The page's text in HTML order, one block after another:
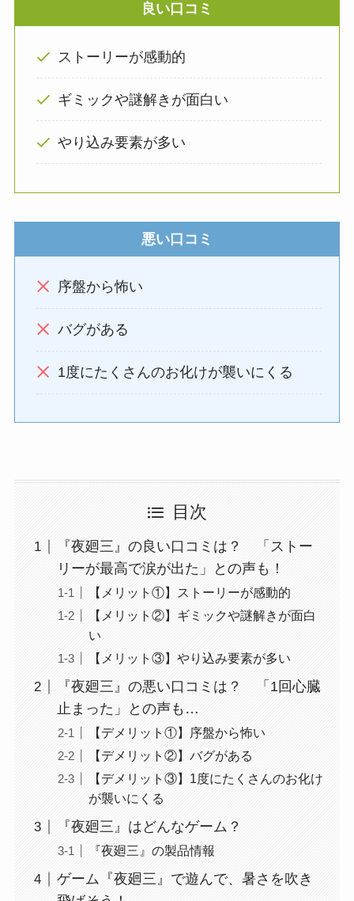
良い口コミ
ストーリーが感動的
ギミックや謎解きが面白い
やり込み要素が多い
悪い口コミ
序盤から怖い
バグがある
1度にたくさんのお化けが襲いにくる
目次
『夜廻三』の良い口コミは？ 「ストー
リーが最高で涙が出た」との声も！
【メリット①】ストーリーが感動的
【メリット②】ギミックや謎解きが面白
い
【メリット③】やり込み要素が多い
『夜廻三』の悪い口コミは？ 「1回心臓
止まった」との声も…
【デメリット①】序盤から怖い
【デメリット②】バグがある
【デメリット③】1度にたくさんのお化け
が襲いにくる
『夜廻三』はどんなゲーム？
『夜廻三』の製品情報
ゲーム『夜廻三』で遊んで、暑さを吹き